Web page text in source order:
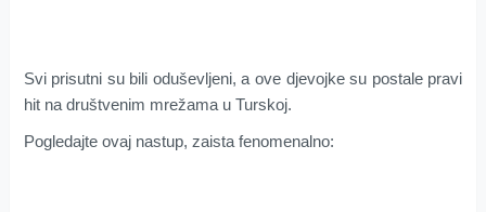
Svi prisutni su bili oduševljeni, a ove djevojke su postale pravi
hit na društvenim mrežama u Turskoj.
Pogledajte ovaj nastup, zaista fenomenalno: